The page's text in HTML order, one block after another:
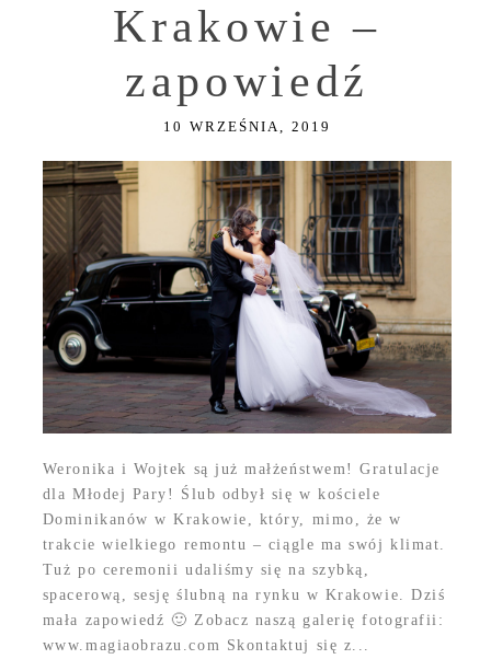
Krakowie –
zapowiedź
10 WRZEŚNIA, 2019
Weronika i Wojtek są już małżeństwem! Gratulacje
dla Młodej Pary! Ślub odbył się w kościele
Dominikanów w Krakowie, który, mimo, że w
trakcie wielkiego remontu – ciągle ma swój klimat.
Tuż po ceremonii udaliśmy się na szybką,
spacerową, sesję ślubną na rynku w Krakowie. Dziś
mała zapowiedź 🙂 Zobacz naszą galerię fotografii:
www.magiaobrazu.com Skontaktuj się z...